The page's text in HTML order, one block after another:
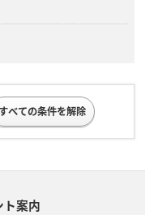
すべての条件を解除
ト案内